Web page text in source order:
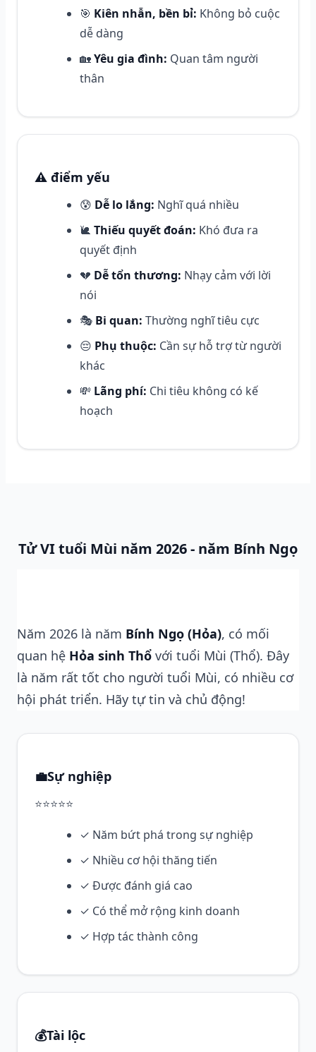
🎯 Kiên nhẫn, bền bỉ: Không bỏ cuộc
dễ dàng
🏡Yêu gia đình: Quan tâm người
thân
⚠️ điểm yếu
😰 Dễ lo lắng: Nghĩ quá nhiều
🐌 Thiếu quyết đoán: Khó đưa ra
quyết định
💔 Dễ tổn thương: Nhạy cảm với lời
nói
🎭 Bi quan: Thường nghĩ tiêu cực
😔 Phụ thuộc: Cần sự hỗ trợ từ người
khác
💸 Lãng phí: Chi tiêu không có kế
hoạch
Tử VI tuổi Mùi năm 2026 - năm Bính Ngọ
Năm 2026 là năm Bính Ngọ (Hỏa), có mối
quan hệ Hỏa sinh Thổ với tuổi Mùi (Thổ). Đây
là năm rất tốt cho người tuổi Mùi, có nhiều cơ
hội phát triển. Hãy tự tin và chủ động!
💼Sự nghiệp
⭐⭐⭐⭐⭐
✓ Năm bứt phá trong sự nghiệp
✓ Nhiều cơ hội thăng tiến
✓ Được đánh giá cao
✓ Có thể mở rộng kinh doanh
✓ Hợp tác thành công
💰Tài lộc